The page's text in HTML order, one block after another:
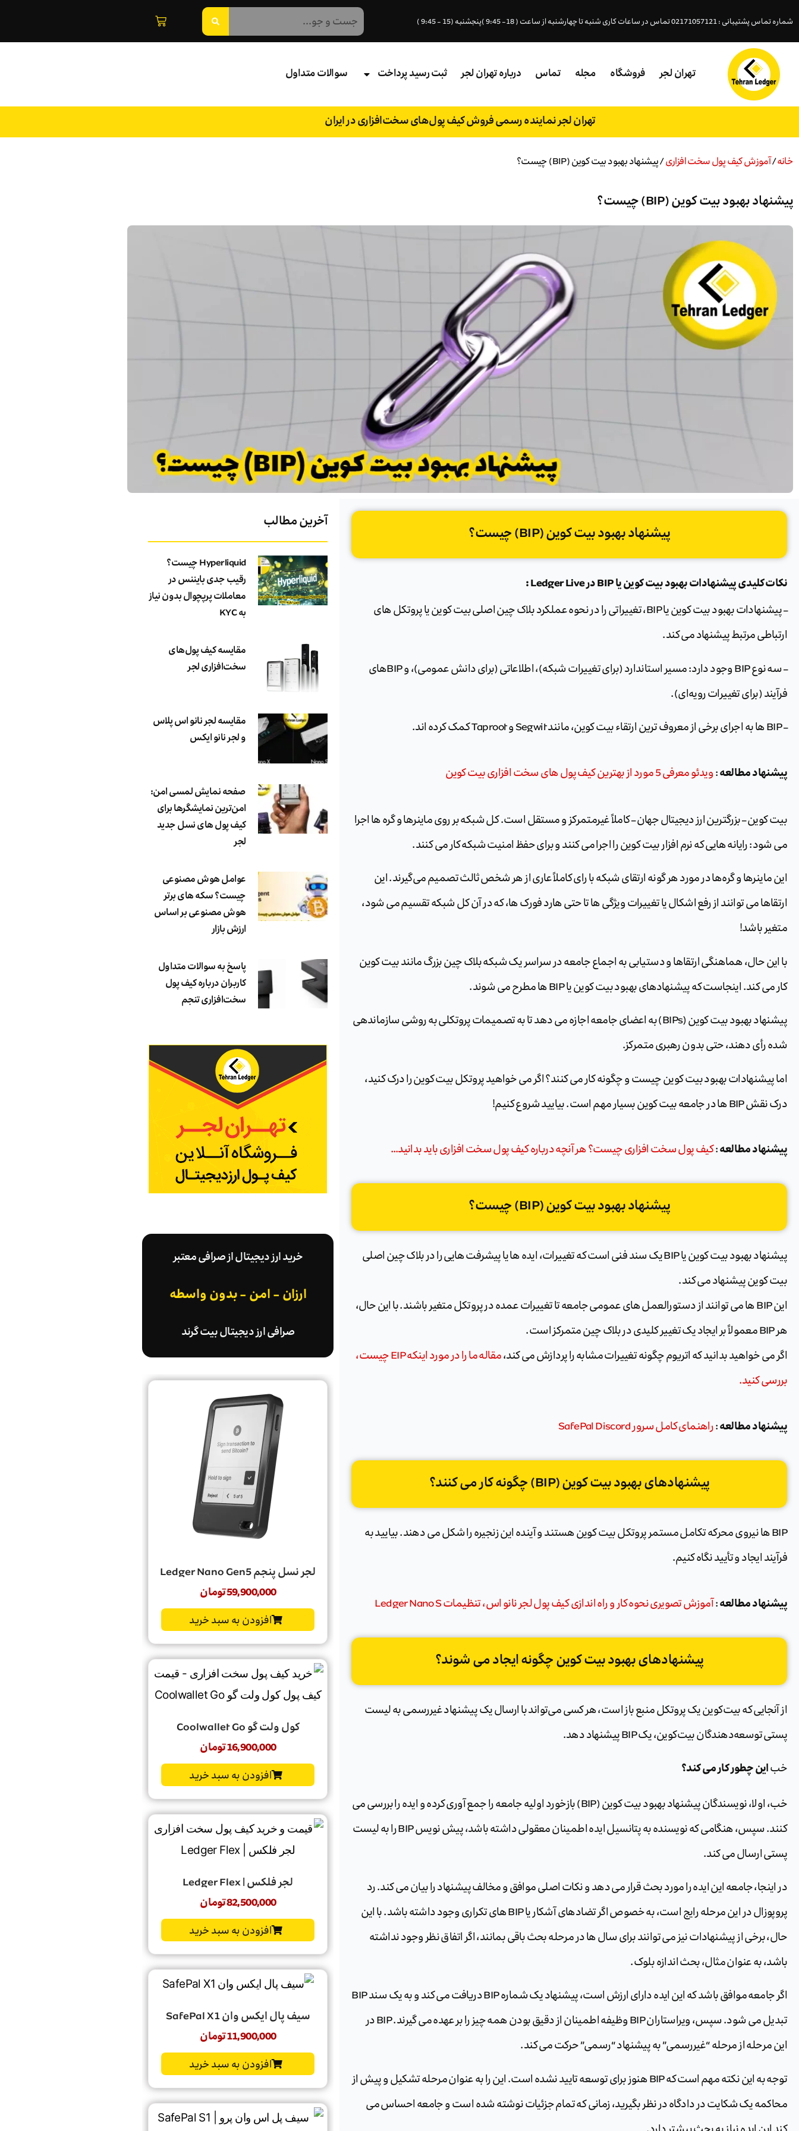
شماره تماس پشتیبانی : 02171057121 تماس در ساعات کاری شنبه تا چهارشنبه از ساعت ( 18- 9:45 )پنجشنبه (15 - 9:45 )
تهران لجر فروشگاه مجله تماس درباره تهران لجر ثبت رسید پرداخت سوالات متداول
تهران لجر نماینده رسمی فروش کیف پول‌های سخت‌افزاری در ایران
خانه/ آموزش کیف پول سخت افزاری / پیشنهاد بهبود بیت کوین (BIP) چیست؟
پیشنهاد بهبود بیت کوین (BIP) چیست؟
پیشنهاد بهبود بیت کوین (BIP) چیست؟
نکات کلیدی پیشنهادات بهبود بیت کوین یا BIP در Ledger Live :
– پیشنهادات بهبود بیت کوین یا BIP، تغییراتی را در نحوه عملکرد بلاک چین اصلی بیت کوین یا پروتکل های
ارتباطی مرتبط پیشنهاد می کند.
– سه نوع BIP وجود دارد: مسیر استاندارد (برای تغییرات شبکه)، اطلاعاتی (برای دانش عمومی)، و BIPهای
فرآیند (برای تغییرات رویه‌ای).
– BIP ها به اجرای برخی از معروف ترین ارتقاء بیت کوین، مانند Segwit و Taproot کمک کرده اند.
پیشنهاد مطالعه : ویدئو معرفی 5 مورد از بهترین کیف پول های سخت افزاری بیت کوین
بیت کوین – بزرگترین ارز دیجیتال جهان – کاملاً غیرمتمرکز و مستقل است. کل شبکه بر روی ماینرها و گره ها اجرا
می شود: رایانه هایی که نرم افزار بیت کوین را اجرا می کنند و برای حفظ امنیت شبکه کار می کنند.
این ماینرها و گره‌ها در مورد هر گونه ارتقای شبکه با رای کاملاً عاری از هر شخص ثالث تصمیم می‌گیرند. این
ارتقاها می توانند از رفع اشکال یا تغییرات ویژگی ها تا حتی هارد فورک ها، که در آن کل شبکه تقسیم می شود،
متغیر باشد!
با این حال، هماهنگی ارتقاها و دستیابی به اجماع جامعه در سراسر یک شبکه بلاک چین بزرگ مانند بیت کوین
کار می کند. اینجاست که پیشنهادهای بهبود بیت کوین یا BIP ها مطرح می شوند.
پیشنهاد بهبود بیت کوین (BIPs) به اعضای جامعه اجازه می دهد تا به تصمیمات پروتکلی به روشی سازماندهی
شده رأی دهند، حتی بدون رهبری متمرکز.
اما پیشنهادات بهبود بیت کوین چیست و چگونه کار می کنند؟ اگر می خواهید پروتکل بیت کوین را درک کنید،
درک نقش BIP ها در جامعه بیت کوین بسیار مهم است. بیایید شروع کنیم!
پیشنهاد مطالعه :کیف پول سخت افزاری چیست؟ هر آنچه درباره کیف پول سخت افزاری باید بدانید…
پیشنهاد بهبود بیت کوین (BIP) چیست؟
پیشنهاد بهبود بیت کوین یا BIP یک سند فنی است که تغییرات، ایده ها یا پیشرفت هایی را در بلاک چین اصلی
بیت کوین پیشنهاد می کند.
این BIP ها می توانند از دستورالعمل های عمومی جامعه تا تغییرات عمده در پروتکل متغیر باشند. با این حال،
هر BIP معمولاً بر ایجاد یک تغییر کلیدی در بلاک چین متمرکز است.
اگر می خواهید بدانید که اتریوم چگونه تغییرات مشابه را پردازش می کند، مقاله ما را در مورد اینکه EIP چیست،
بررسی کنید.
پیشنهاد مطالعه : راهنمای کامل سرور SafePal Discord
پیشنهادهای بهبود بیت کوین (BIP) چگونه کار می کنند؟
BIP ها نیروی محرکه تکامل مستمر پروتکل بیت کوین هستند و آینده این زنجیره را شکل می دهند. بیایید به
فرآیند ایجاد و تأیید نگاه کنیم.
پیشنهاد مطالعه : آموزش تصویری نحوه کار و راه اندازی کیف پول لجر نانو اس، تنظیمات Ledger Nano S
پیشنهادهای بهبود بیت کوین چگونه ایجاد می شوند؟
از آنجایی که بیت‌کوین یک پروتکل منبع باز است، هر کسی می‌تواند با ارسال یک پیشنهاد غیررسمی به لیست
پستی توسعه‌دهندگان بیت‌کوین، یک BIP پیشنهاد دهد.
خب این چطور کار می کند؟
خب، اولا، نویسندگان پیشنهاد بهبود بیت کوین (BIP) بازخورد اولیه جامعه را جمع آوری کرده و ایده را بررسی می
کنند. سپس، هنگامی که نویسنده به پتانسیل ایده اطمینان معقولی داشته باشد، پیش نویس BIP را به لیست
پستی ارسال می کند.
در اینجا، جامعه این ایده را مورد بحث قرار می دهد و نکات اصلی موافق و مخالف پیشنهاد را بیان می کند. رد
پروپوزال در این مرحله رایج است، به خصوص اگر تضادهای آشکار یا BIP های تکراری وجود داشته باشد. با این
حال، برخی از پیشنهادات نیز می توانند برای سال ها در مرحله بحث باقی بمانند، اگر اتفاق نظر وجود نداشته
باشد، به عنوان مثال، بحث اندازه بلوک.
اگر جامعه موافق باشد که این ایده دارای ارزش است، پیشنهاد یک شماره BIP دریافت می کند و به یک سند BIP
تبدیل می شود. سپس، ویراستاران BIP وظیفه اطمینان از دقیق بودن همه چیز را بر عهده می گیرند. BIP در
این مرحله از مرحله “غیررسمی” به پیشنهاد “رسمی” حرکت می کند.
توجه به این نکته مهم است که BIP هنوز برای توسعه تایید نشده است. این را به عنوان مرحله تشکیل و پیش از
محاکمه یک شکایت در دادگاه در نظر بگیرید، زمانی که تمام جزئیات نوشته شده است و جامعه احساس می
کند این ایده نیاز به بحث بیشتر دارد.
آخرین مطالب
Hyperliquid چیست؟
رقیب جدی بایننس در
معاملات پرپچوال بدون نیاز
به KYC
مقایسه کیف پول‌های
سخت‌افزاری لجر
مقایسه لجر نانو اس پلاس
و لجر نانو ایکس
صفحه نمایش لمسی امن:
امن‌ترین نمایشگرها برای
کیف پول های نسل جدید
لجر
عوامل هوش مصنوعی
چیست؟ سکه های برتر
هوش مصنوعی بر اساس
ارزش بازار
پاسخ به سوالات متداول
کاربران درباره کیف پول
سخت‌افزاری تنجم
خرید ارز دیجیتال از صرافی معتبر
ارزان - امن - بدون واسطه
صرافی ارز دیجیتال بیت گرند
لجر نسل پنجم Ledger Nano Gen5
59,900,000تومان
افزودن به سبد خرید
کول ولت گو Coolwallet Go
16,900,000تومان
افزودن به سبد خرید
لجر فلکس | Ledger Flex
82,500,000تومان
افزودن به سبد خرید
سیف پال ایکس وان SafePal X1
11,900,000تومان
افزودن به سبد خرید